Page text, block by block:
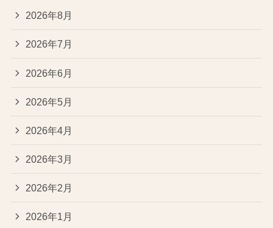
2026年8月
2026年7月
2026年6月
2026年5月
2026年4月
2026年3月
2026年2月
2026年1月